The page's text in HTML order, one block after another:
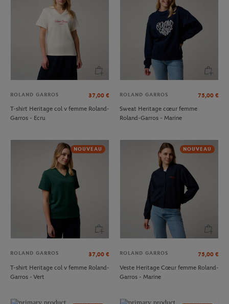
ROLAND GARROS 37,00 €
T-shirt Heritage col v femme Roland-
Garros - Ecru
ROLAND GARROS 75,00 €
Sweat Heritage cœur femme
Roland-Garros - Marine
NOUVEAU
ROLAND GARROS 37,00 €
T-shirt Heritage col v femme Roland-
Garros - Vert
NOUVEAU
ROLAND GARROS 75,00 €
Veste Heritage Cœur femme Roland-
Garros - Marine